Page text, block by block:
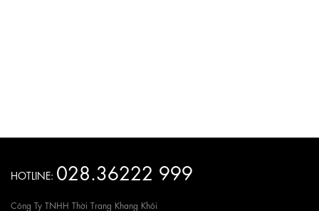
HOTLINE: 028.36222 999
Công Ty TNHH Thời Trang Khang Khôi